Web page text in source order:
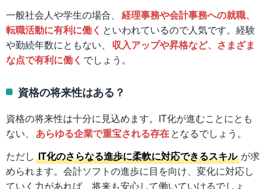
一般社会人や学生の場合、 経理事務や会計事務への就職、
転職活動に有利に働く といわれているので人気です。経験
や勤続年数にともない、
収入アップや昇格など、さまざま
な点で有利に働く でしょう。
資格の将来性はある？
資格の将来性は十分に見込めます。IT化が進むことにとも
ない、
あらゆる企業で重宝される存在となるでしょう。
ただし IT化のさらなる進歩に柔軟に対応できるスキル が求
められます。会計ソフトの進歩に目を向け、変化に対応し
ていく力があれば、将来も安心して働いていけるでしょ